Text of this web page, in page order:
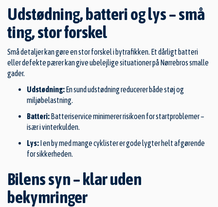
Udstødning, batteri og lys – små
ting, stor forskel
Små detaljer kan gøre en stor forskel i bytrafikken. Et dårligt batteri
eller defekte pærer kan give ubelejlige situationer på Nørrebros smalle
gader.
Udstødning:En sund udstødning reducerer både støj og
miljøbelastning.
Batteri:Batteriservice minimerer risikoen for startproblemer –
især i vinterkulden.
Lys:I en by med mange cyklister er gode lygter helt afgørende
for sikkerheden.
Bilens syn – klar uden
bekymringer